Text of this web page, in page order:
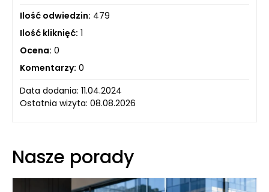
Ilość odwiedzin: 479
Ilość kliknięć: 1
Ocena: 0
Komentarzy: 0
Data dodania: 11.04.2024
Ostatnia wizyta: 08.08.2026
Nasze porady